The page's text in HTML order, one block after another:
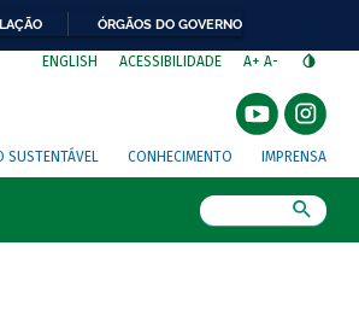
ÓRGÃOS DO GOVERNO
ENGLISH ACESSIBILIDADE A+ A-
SUSTENTÁVEL CONHECIMENTO IMPRENSA